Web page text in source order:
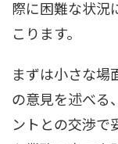
際に困難な状況
こります。
まずは小さな場
の意見を述べる
ントとの交渉で